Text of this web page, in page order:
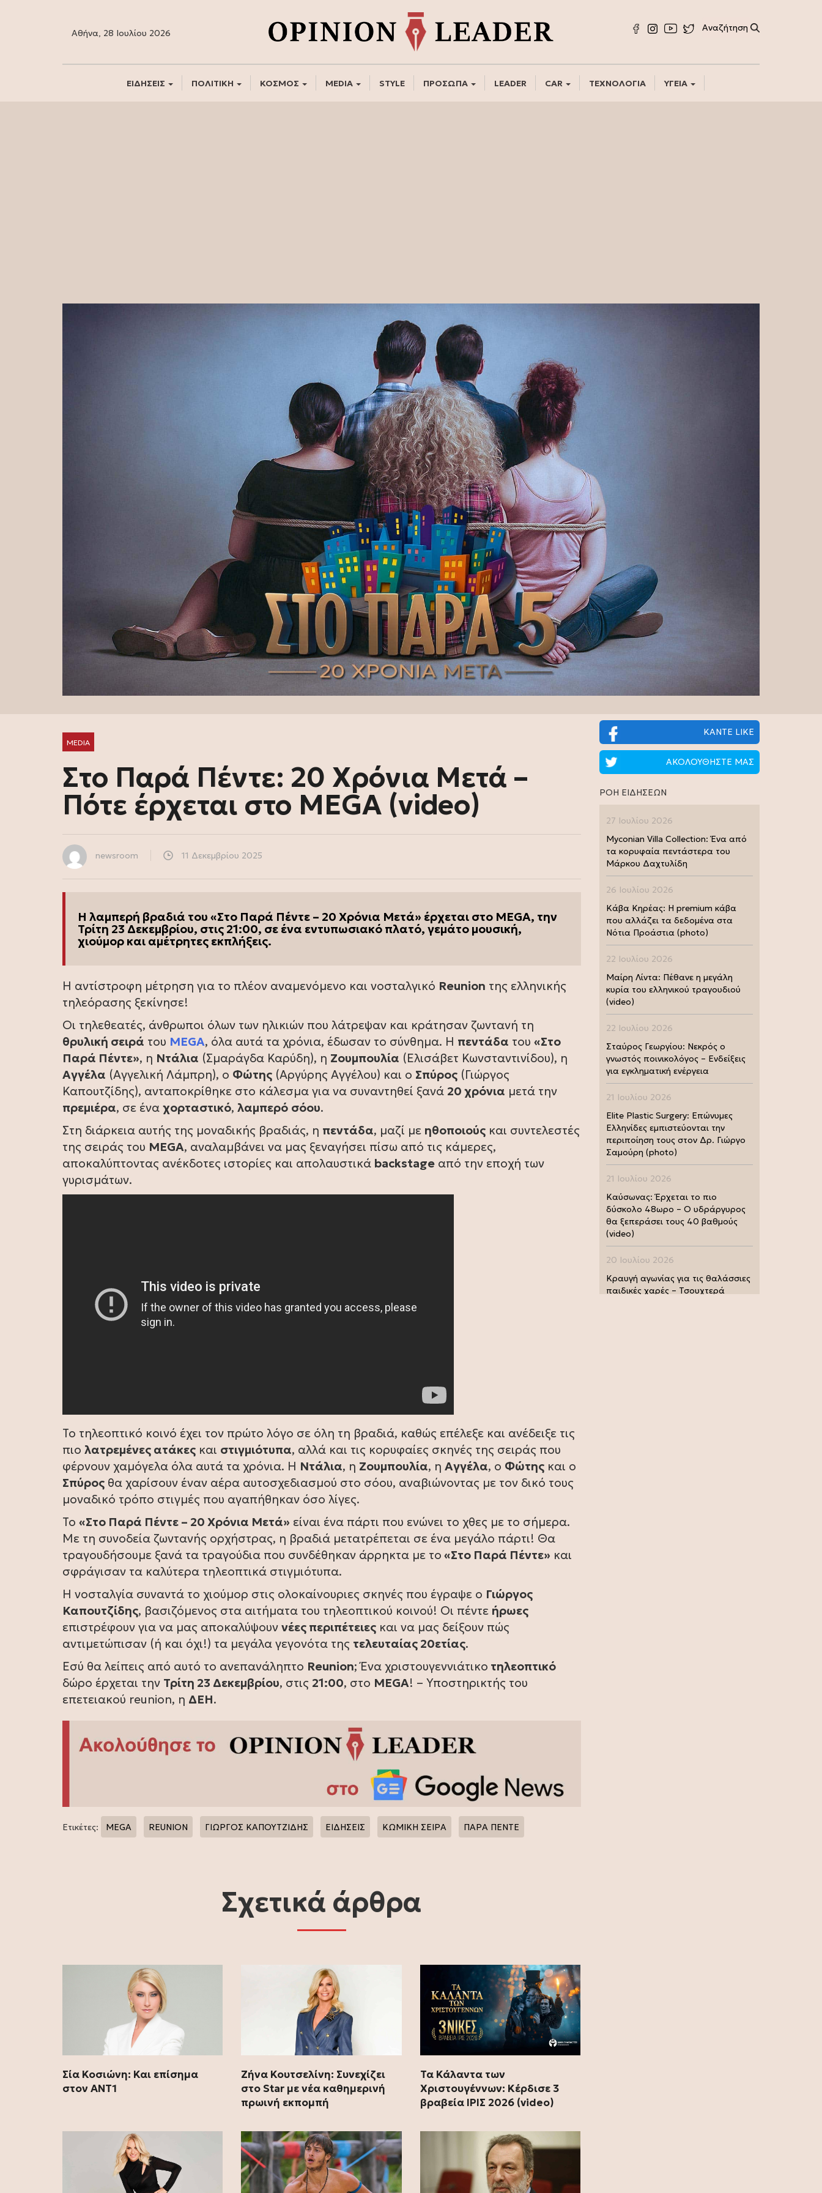
Αθήνα, 28 Ιουλίου 2026
ΕΙΔΗΣΕΙΣ ΠΟΛΙΤΙΚΗ ΚΟΣΜΟΣ MEDIA STYLE ΠΡΟΣΩΠΑ LEADER CAR ΤΕΧΝΟΛΟΓΙΑ ΥΓΕΙΑ
MEDIA
Στο Παρά Πέντε: 20 Χρόνια Μετά –
Πότε έρχεται στο MEGA (video)
newsroom 11 Δεκεμβρίου 2025
Η λαμπερή βραδιά του «Στο Παρά Πέντε – 20 Χρόνια Μετά» έρχεται στο MEGA, την
Τρίτη 23 Δεκεμβρίου, στις 21:00, σε ένα εντυπωσιακό πλατό, γεμάτο μουσική,
χιούμορ και αμέτρητες εκπλήξεις.
Η αντίστροφη μέτρηση για το πλέον αναμενόμενο και νοσταλγικό Reunion της ελληνικής
τηλεόρασης ξεκίνησε!
Οι τηλεθεατές, άνθρωποι όλων των ηλικιών που λάτρεψαν και κράτησαν ζωντανή τη
θρυλική σειρά του MEGA, όλα αυτά τα χρόνια, έδωσαν το σύνθημα. Η πεντάδα του «Στο
Παρά Πέντε», η Ντάλια (Σμαράγδα Καρύδη), η Ζουμπουλία (Ελισάβετ Κωνσταντινίδου), η
Αγγέλα (Αγγελική Λάμπρη), ο Φώτης (Αργύρης Αγγέλου) και ο Σπύρος (Γιώργος
Καπουτζίδης), ανταποκρίθηκε στο κάλεσμα για να συναντηθεί ξανά 20 χρόνια μετά την
πρεμιέρα, σε ένα χορταστικό, λαμπερό σόου.
Στη διάρκεια αυτής της μοναδικής βραδιάς, η πεντάδα, μαζί με ηθοποιούς και συντελεστές
της σειράς του MEGA, αναλαμβάνει να μας ξεναγήσει πίσω από τις κάμερες,
αποκαλύπτοντας ανέκδοτες ιστορίες και απολαυστικά backstage από την εποχή των
γυρισμάτων.
Το τηλεοπτικό κοινό έχει τον πρώτο λόγο σε όλη τη βραδιά, καθώς επέλεξε και ανέδειξε τις
πιο λατρεμένες ατάκες και στιγμιότυπα, αλλά και τις κορυφαίες σκηνές της σειράς που
φέρνουν χαμόγελα όλα αυτά τα χρόνια. Η Ντάλια, η Ζουμπουλία, η Αγγέλα, ο Φώτης και ο
Σπύρος θα χαρίσουν έναν αέρα αυτοσχεδιασμού στο σόου, αναβιώνοντας με τον δικό τους
μοναδικό τρόπο στιγμές που αγαπήθηκαν όσο λίγες.
Το «Στο Παρά Πέντε – 20 Χρόνια Μετά» είναι ένα πάρτι που ενώνει το χθες με το σήμερα.
Με τη συνοδεία ζωντανής ορχήστρας, η βραδιά μετατρέπεται σε ένα μεγάλο πάρτι! Θα
τραγουδήσουμε ξανά τα τραγούδια που συνδέθηκαν άρρηκτα με το «Στο Παρά Πέντε» και
σφράγισαν τα καλύτερα τηλεοπτικά στιγμιότυπα.
Η νοσταλγία συναντά το χιούμορ στις ολοκαίνουριες σκηνές που έγραψε ο Γιώργος
Καπουτζίδης, βασιζόμενος στα αιτήματα του τηλεοπτικού κοινού! Οι πέντε ήρωες
επιστρέφουν για να μας αποκαλύψουν νέες περιπέτειες και να μας δείξουν πώς
αντιμετώπισαν (ή και όχι!) τα μεγάλα γεγονότα της τελευταίας 20ετίας.
Εσύ θα λείπεις από αυτό το ανεπανάληπτο Reunion; Ένα χριστουγεννιάτικο τηλεοπτικό
δώρο έρχεται την Τρίτη 23 Δεκεμβρίου, στις 21:00, στο MEGA! – Υποστηρικτής του
επετειακού reunion, η ΔΕΗ.
Ετικέτες: MEGA REUNION ΓΙΩΡΓΟΣ ΚΑΠΟΥΤΖΙΔΗΣ ΕΙΔΗΣΕΙΣ ΚΩΜΙΚΗ ΣΕΙΡΑ ΠΑΡΑ ΠΕΝΤΕ
Σχετικά άρθρα
Σία Κοσιώνη: Και επίσημα
στον ΑΝΤ1
Ζήνα Κουτσελίνη: Συνεχίζει
στο Star με νέα καθημερινή
πρωινή εκπομπή
Τα Κάλαντα των
Χριστουγέννων: Κέρδισε 3
βραβεία ΊΡΙΣ 2026 (video)
ΚΑΝΤΕ LIKE
ΑΚΟΛΟΥΘΗΣΤΕ ΜΑΣ
ΡΟΗ ΕΙΔΗΣΕΩΝ
27 Ιουλίου 2026
Myconian Villa Collection: Ένα από
τα κορυφαία πεντάστερα του
Μάρκου Δαχτυλίδη
26 Ιουλίου 2026
Κάβα Κηρέας: Η premium κάβα
που αλλάζει τα δεδομένα στα
Νότια Προάστια (photo)
22 Ιουλίου 2026
Μαίρη Λίντα: Πέθανε η μεγάλη
κυρία του ελληνικού τραγουδιού
(video)
22 Ιουλίου 2026
Σταύρος Γεωργίου: Νεκρός ο
γνωστός ποινικολόγος – Ενδείξεις
για εγκληματική ενέργεια
21 Ιουλίου 2026
Elite Plastic Surgery: Επώνυμες
Ελληνίδες εμπιστεύονται την
περιποίηση τους στον Δρ. Γιώργο
Σαμούρη (photo)
21 Ιουλίου 2026
Καύσωνας: Έρχεται το πιο
δύσκολο 48ωρο – Ο υδράργυρος
θα ξεπεράσει τους 40 βαθμούς
(video)
20 Ιουλίου 2026
Κραυγή αγωνίας για τις θαλάσσιες
παιδικές χαρές – Τσουχτερά